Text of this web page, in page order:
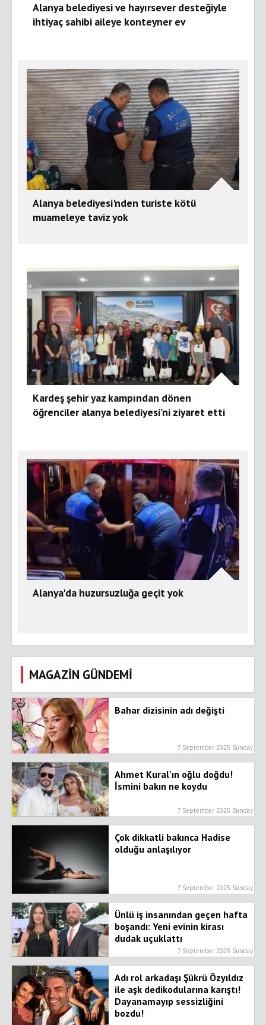
Alanya belediyesi ve hayırsever desteğiyle
ihtiyaç sahibi aileye konteyner ev
Alanya belediyesi'nden turiste kötü
muameleye taviz yok
Kardeş şehir yaz kampından dönen
öğrenciler alanya belediyesi’ni ziyaret etti
Alanya'da huzursuzluğa geçit yok
MAGAZİN GÜNDEMİ
Bahar dizisinin adı değişti
7 September 2025 Sunday
Ahmet Kural'ın oğlu doğdu!
İsmini bakın ne koydu
7 September 2025 Sunday
Çok dikkatli bakınca Hadise
olduğu anlaşılıyor
7 September 2025 Sunday
Ünlü iş insanından geçen hafta
boşandı: Yeni evinin kirası
dudak uçuklattı
7 September 2025 Sunday
Adı rol arkadaşı Şükrü Özyıldız
ile aşk dedikodularına karıştı!
Dayanamayıp sessizliğini
bozdu!